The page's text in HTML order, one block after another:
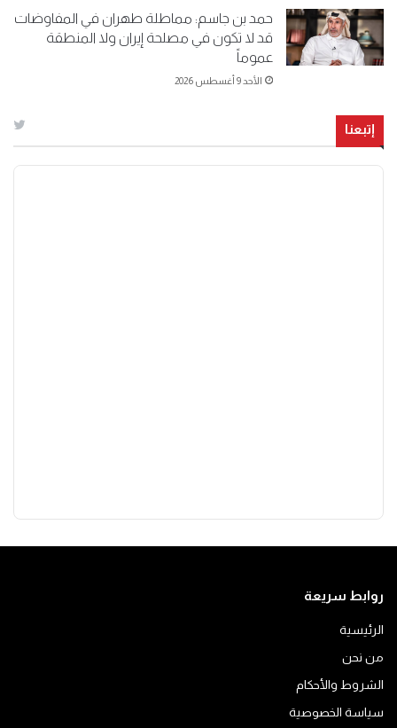
حمد بن جاسم: مماطلة طهران في المفاوضات
قد لا تكون في مصلحة إيران ولا المنطقة
عموماً
الأحد 9 أغسطس 2026
إتبعنا
روابط سريعة
الرئيسية
من نحن
الشروط والأحكام
سياسة الخصوصية